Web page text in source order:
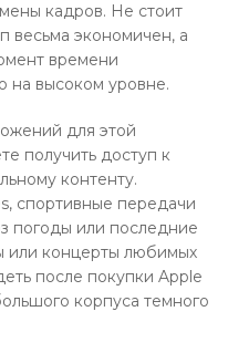
кадров. Не стоит
весьма экономичен, а
времени
на высоком уровне.
для этой
получить доступ к
контенту.
спортивные передачи
погоды или последние
или концерты любимых
после покупки Apple
корпуса темного